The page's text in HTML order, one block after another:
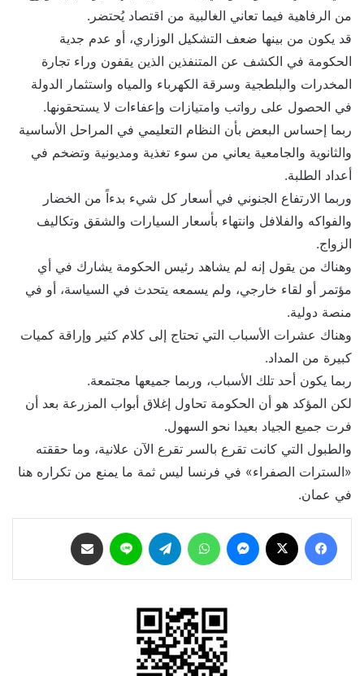
من الرفاهية فيما تعاني الغالبية من اقتصاد يُحتضر.
قد يكون من بينها ضعف التشكيل الوزاري، أو عدم جدية
الحكومة في الكشف عن المتنفذين الذين يقفون وراء تجارة
المخدرات والبلطجية وسرقة الكهرباء والمياه واستثمار الدولة
في الحصول على رواتب وامتيازات وإعفاءات لا يستحقونها.
ربما إحساس البعض بأن النظام التعليمي في المراحل الأساسية
والثانوية والجامعية يعاني من سوء تغذية ومديونية وتضخم في
أعداد الطلبة.
وربما الارتفاع الجنوني في أسعار كل شيء بدءاً من الخضار
والفواكه والفلافل وانتهاء بأسعار السيارات والشقق وتكاليف
الزواج.
وهناك من يقول إنه لم يشاهد رئيس الحكومة يشارك في أي
مؤتمر أو لقاء خارجي، ولم يسمعه يتحدث في السياسة، أو في
منصة دولية.
وهناك عشرات الأسباب التي تحتاج إلى كلام كثير وإراقة كميات
كبيرة من المداد.
ربما يكون أحد تلك الأسباب، وربما جميعها مجتمعة.
لكن المؤكد هو أن الحكومة تحاول إغلاق أبواب المزرعة بعد أن
فرت جميع الجياد بعيدا نحو السهول.
والطبول التي كانت تقرع بالسر تقرع الآن علانية، وما حققته
«السترات الصفراء» في فرنسا ليس ثمة ما يمنع من تكراره هنا
في عمان.
فيسبوك ماسنجر واتساب تيلقرام لاين